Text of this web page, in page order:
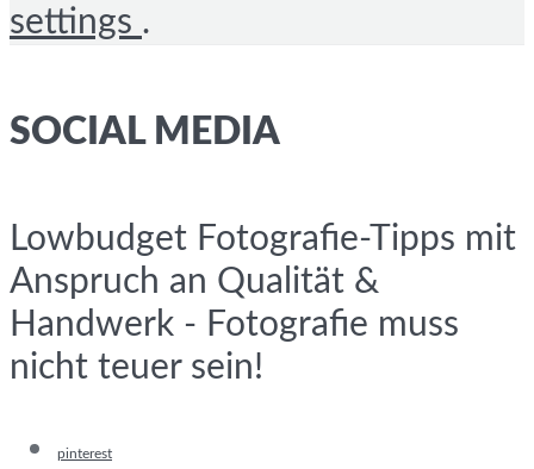
settings .
SOCIAL MEDIA
Lowbudget Fotografie-Tipps mit
Anspruch an Qualität &
Handwerk - Fotografie muss
nicht teuer sein!
pinterest